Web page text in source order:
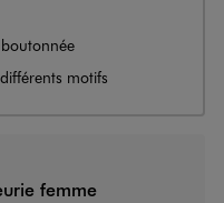
motifs
femme